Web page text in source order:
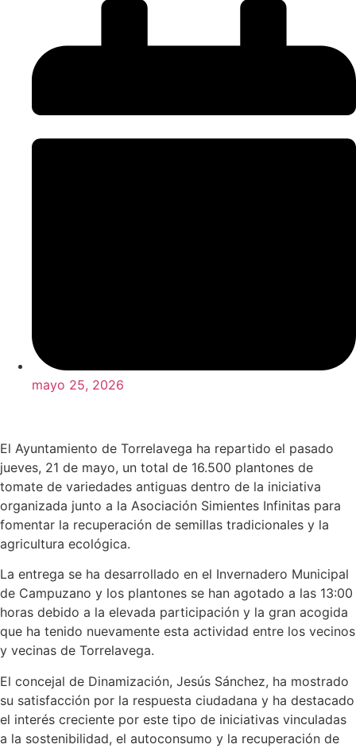
mayo 25, 2026
El Ayuntamiento de Torrelavega ha repartido el pasado
jueves, 21 de mayo, un total de 16.500 plantones de
tomate de variedades antiguas dentro de la iniciativa
organizada junto a la Asociación Simientes Infinitas para
fomentar la recuperación de semillas tradicionales y la
agricultura ecológica.
La entrega se ha desarrollado en el Invernadero Municipal
de Campuzano y los plantones se han agotado a las 13:00
horas debido a la elevada participación y la gran acogida
que ha tenido nuevamente esta actividad entre los vecinos
y vecinas de Torrelavega.
El concejal de Dinamización, Jesús Sánchez, ha mostrado
su satisfacción por la respuesta ciudadana y ha destacado
el interés creciente por este tipo de iniciativas vinculadas
a la sostenibilidad, el autoconsumo y la recuperación de